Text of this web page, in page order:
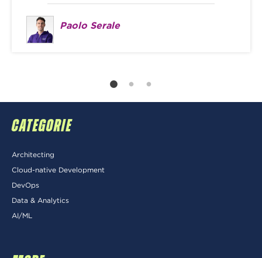
Paolo Serale
CATEGORIE
Architecting
Cloud-native Development
DevOps
Data & Analytics
AI/ML